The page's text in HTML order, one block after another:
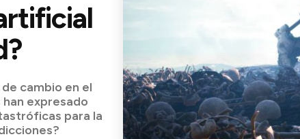
cambio en el
expresado
para la